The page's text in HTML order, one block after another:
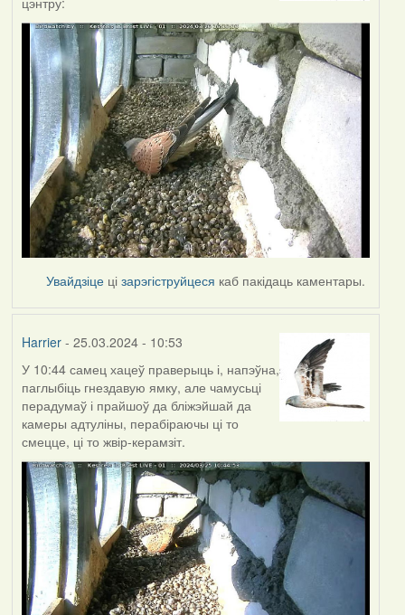
Увайдзіце цізарэгіструйцеся каб пакідаць каментары.
Harrier- 25.03.2024 - 10:53
У 10:44 самец хацеў праверыць і, напэўна,
паглыбіць гнездавую ямку, але чамусьці
перадумаў і прайшоў да бліжэйшай да
камеры адтуліны, перабіраючы ці то
смецце, ці то жвір-керамзіт.